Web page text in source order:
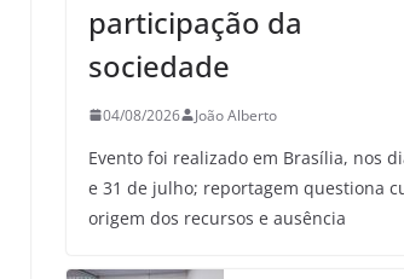
participação da
sociedade
04/08/2026 João Alberto
Evento foi realizado em Brasília, nos
e 31 de julho; reportagem questiona
origem dos recursos e ausência